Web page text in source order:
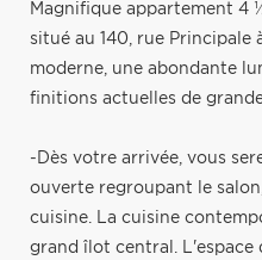
Magnifique appartement 4
situé au 140, rue Principale
moderne, une abondante
finitions actuelles de
-Dès votre arrivée, vous
ouverte regroupant le
cuisine. La cuisine
grand îlot central. L'espace